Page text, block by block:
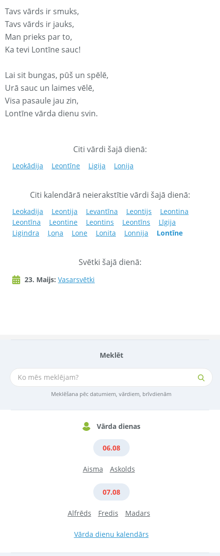
Meklēt
Meklēšana pēc datumiem, vārdiem, brīvdienām
Vārda dienas
06.08
Aisma Askolds
07.08
Alfrēds Fredis Madars
Vārda dienu kalendārs
Tavs vārds ir smuks,
Tavs vārds ir jauks,
Man prieks par to,
Ka tevi Lontīne sauc!
Lai sit bungas, pūš un spēlē,
Urā sauc un laimes vēlē,
Visa pasaule jau zin,
Lontīne vārda dienu svin.
Citi vārdi šajā dienā:
Leokādija Leontīne Ligija Lonija
Citi kalendārā neierakstītie vārdi šajā dienā:
Leokadija Leontija Levantīna Leontijs
Leontina
Leontīna
Leontine Leontins Leontīns
Līgija
Ligindra
Ļoņa Lone Lonita Lonnija Lontīne
Svētki šajā dienā:
23. Maijs: Vasarsvētki